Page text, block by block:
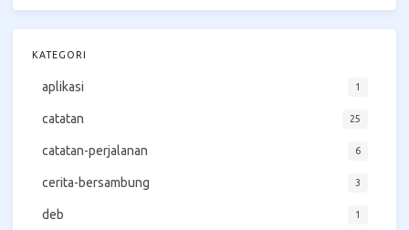
KATEGORI
aplikasi 1
catatan 25
catatan-perjalanan 6
cerita-bersambung 3
deb 1